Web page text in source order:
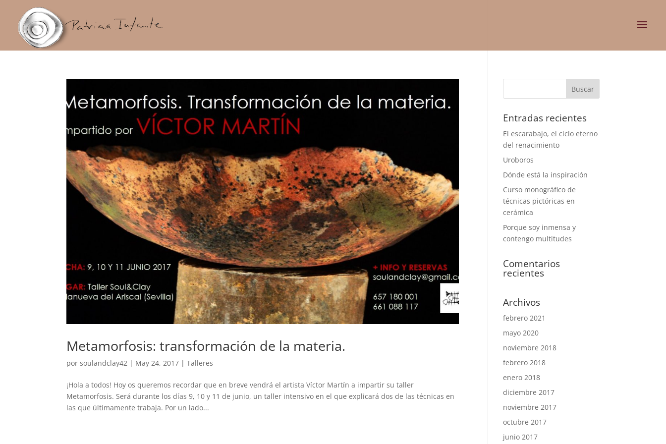
Metamorfosis: transformación de la materia.
porsoulandclay42 | May 24, 2017 |Talleres
¡Hola a todos! Hoy os queremos recordar que en breve vendrá el artista Víctor Martín a impartir su taller
Metamorfosis. Será durante los días 9, 10 y 11 de junio, un taller intensivo en el que explicará dos de las técnicas en
las que últimamente trabaja. Por un lado...
Entradas recientes
El escarabajo, el ciclo eterno
del renacimiento
Uroboros
Dónde está la inspiración
Curso monográfico de
técnicas pictóricas en
cerámica
Porque soy inmensa y
contengo multitudes
Comentarios
recientes
Archivos
febrero 2021
mayo 2020
noviembre 2018
febrero 2018
enero 2018
diciembre 2017
noviembre 2017
octubre 2017
junio 2017